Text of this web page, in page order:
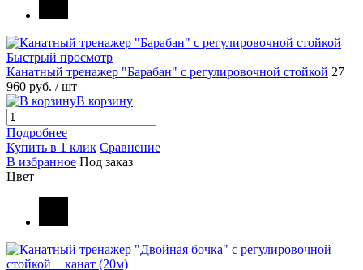
Быстрый просмотр
Канатный тренажер "Барабан" c регулировочной стойкой 27
960 руб. / шт
В корзину
Подробнее
Купить в 1 клик Сравнение
В избранное Под заказ
Цвет